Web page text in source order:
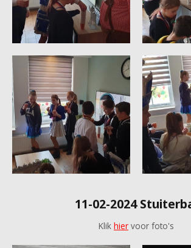
11-02-2024
Klik hier voor foto's